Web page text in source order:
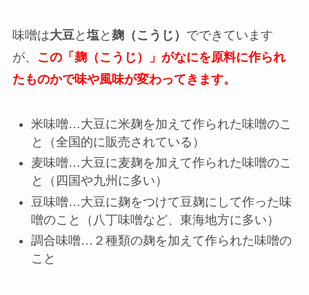
味噌は大豆と 塩 と 麹（こうじ） でできています
が、
この「麹（こうじ）」がなにを原料に作られ
たものかで味や風味が変わってきます。
米味噌…大豆に米麹を加えて作られた味噌のこ
と（全国的に販売されている）
麦味噌…大豆に麦麹を加えて作られた味噌のこ
と（四国や九州に多い）
豆味噌…大豆に麹をつけて豆麹にして作った味
噌のこと（八丁味噌など、東海地方に多い）
調合味噌…２種類の麹を加えて作られた味噌の
こと